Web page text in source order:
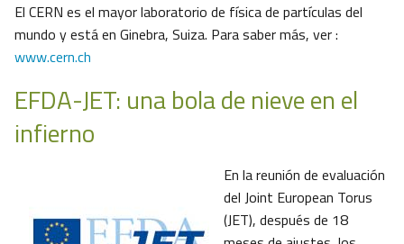
El CERN es el mayor laboratorio de física de partículas del
mundo y está en Ginebra, Suiza. Para saber más, ver :
www.cern.ch
EFDA-JET: una bola de nieve en el
infierno
En la reunión de evaluación
del Joint European Torus
(JET), después de 18